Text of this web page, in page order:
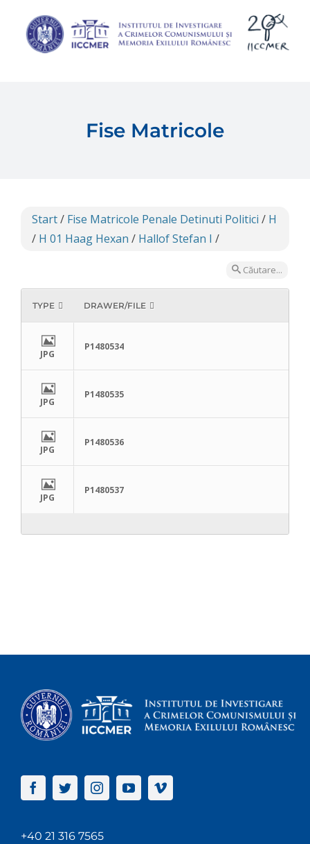
content
Fise Matricole
Start/ Fise Matricole Penale Detinuti Politici / H
/ H 01 Haag Hexan / Hallof Stefan I /
Căutare...
TYPE DRAWER/FILE
JPG
P1480534
JPG
P1480535
JPG
P1480536
JPG
P1480537
+40 21 316 7565